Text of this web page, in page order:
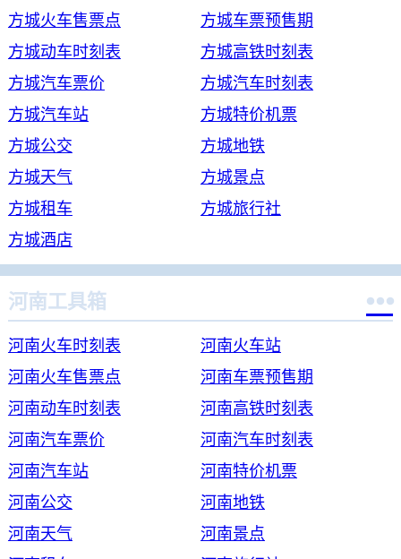
方城火车售票点
方城车票预售期
方城动车时刻表
方城高铁时刻表
方城汽车票价
方城汽车时刻表
方城汽车站
方城特价机票
方城公交
方城地铁
方城天气
方城景点
方城租车
方城旅行社
方城酒店
河南工具箱 
河南火车时刻表
河南火车站
河南火车售票点
河南车票预售期
河南动车时刻表
河南高铁时刻表
河南汽车票价
河南汽车时刻表
河南汽车站
河南特价机票
河南公交
河南地铁
河南天气
河南景点